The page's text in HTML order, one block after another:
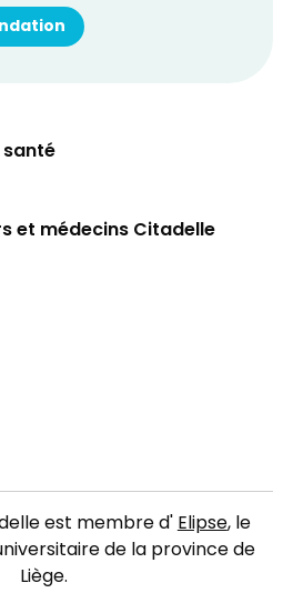
et médecins Citadelle
est membre d'Elipse, le
de la province de
Liège.